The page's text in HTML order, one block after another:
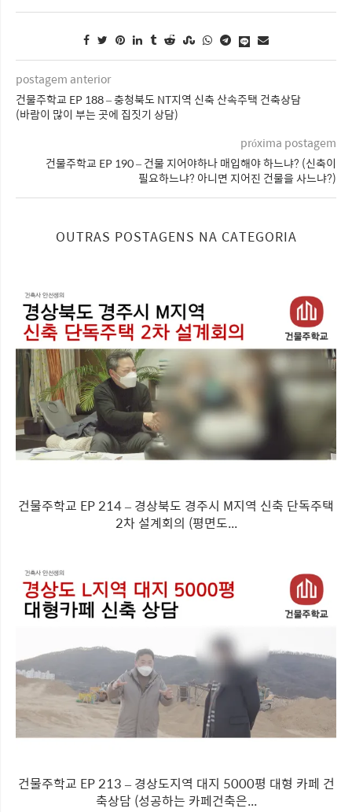
postagem anterior
건물주학교 EP 188 – 충청북도 NT지역 신축 산속주택 건축상담
(바람이 많이 부는 곳에 집짓기 상담)
próxima postagem
건물주학교 EP 190 – 건물 지어야하나 매입해야 하느냐? (신축이
필요하느냐? 아니면 지어진 건물을 사느냐?)
OUTRAS POSTAGENS NA CATEGORIA
건물주학교 EP 214 – 경상북도 경주시 M지역 신축 단독주택
2차 설계회의 (평면도...
건물주학교 EP 213 – 경상도지역 대지 5000평 대형 카페 건
축상담 (성공하는 카페건축은...